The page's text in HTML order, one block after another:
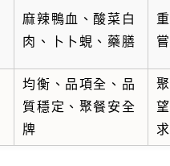
麻辣鴨血、酸菜白
肉、卜卜蜆、藥膳
均衡、品項全、品
質穩定、聚餐安全
牌
求